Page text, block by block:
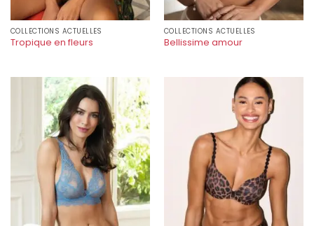
COLLECTIONS ACTUELLES
Tropique en fleurs
COLLECTIONS ACTUELLES
Bellissime amour